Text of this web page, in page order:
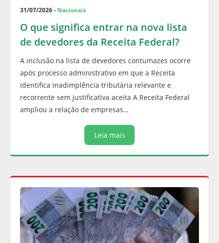
31/07/2026 - Nacionais
O que significa entrar na nova lista
de devedores da Receita Federal?
A inclusão na lista de devedores contumazes ocorre
após processo administrativo em que a Receita
identifica inadimplência tributária relevante e
recorrente sem justificativa aceita A Receita Federal
ampliou a relação de empresas…
Leia mais